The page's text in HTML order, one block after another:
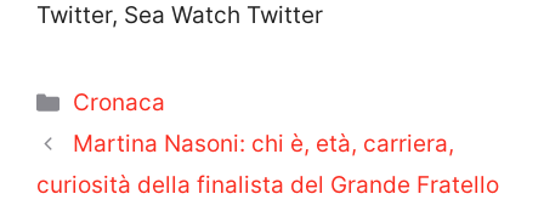
Twitter, Sea Watch Twitter
Categorie
Cronaca
Martina Nasoni: chi è, età, carriera,
curiosità della finalista del Grande Fratello